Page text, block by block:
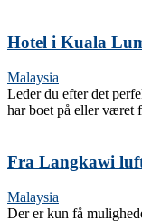
Hotel i Kuala
Malaysia
Leder du efter det
har boet på eller været
Fra Langkawi
Malaysia
Der er kun få